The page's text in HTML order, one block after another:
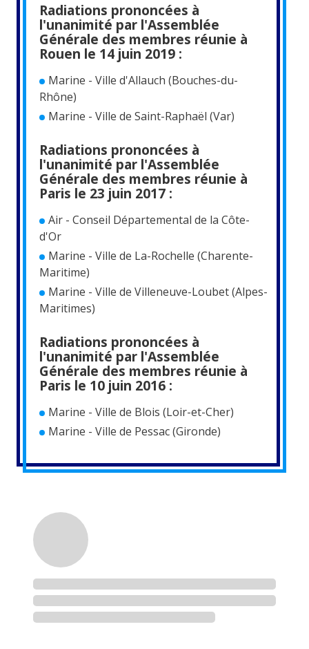
Radiations prononcées à
l'unanimité par l'Assemblée
Générale des membres réunie à
Rouen le 14 juin 2019 :
Marine - Ville d'Allauch (Bouches-du-
Rhône)
Marine - Ville de Saint-Raphaël (Var)
Radiations prononcées à
l'unanimité par l'Assemblée
Générale des membres réunie à
Paris le 23 juin 2017 :
Air - Conseil Départemental de la Côte-
d'Or
Marine - Ville de La-Rochelle (Charente-
Maritime)
Marine - Ville de Villeneuve-Loubet (Alpes-
Maritimes)
Radiations prononcées à
l'unanimité par l'Assemblée
Générale des membres réunie à
Paris le 10 juin 2016 :
Marine - Ville de Blois (Loir-et-Cher)
Marine - Ville de Pessac (Gironde)